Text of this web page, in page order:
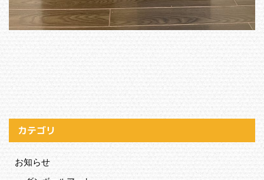
カテゴリ
お知らせ